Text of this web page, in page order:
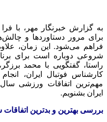
به گزارش خبرنگار مهر، با
برای مرور دستاوردها و
فراهم می‌شود. این زمان،
شروعی دوباره است برای
راستا، گفتگویی با محمد
کارشناس فوتبال ایران، انجام
مهم‌ترین اتفاقات ورزشی
ایران بشنویم.
بررسی بهترین و بدترین